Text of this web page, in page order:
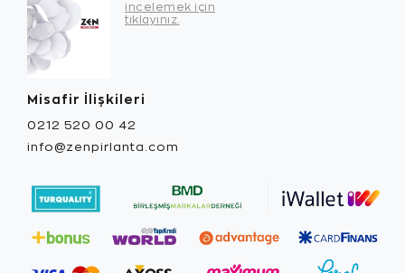
incelemek için
tıklayınız.
Misafir İlişkileri
0212 520 00 42
info@zenpirlanta.com